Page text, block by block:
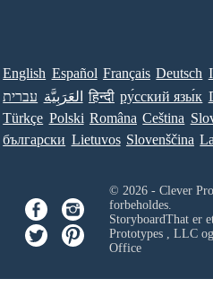
English Español Français Deutsch
עברית العَرَبِيَّة हिन्दी ру́сский язы́к
Türkçe Polski Româna Ceština
български Lietuvos Slovenščina
© 2026 - Clever
forbeholdes.
StoryboardThat er
Prototypes , LLCog
Office